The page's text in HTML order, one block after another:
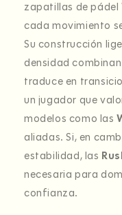
zapatillas de pádel
cada movimiento
Su construcción
densidad
traduce en
un jugador que
modelos como las
aliadas. Si, en
estabilidad, las
necesaria para
confianza.